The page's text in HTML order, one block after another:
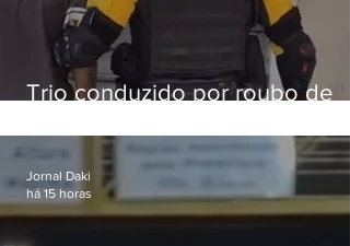
Trio conduzido por roubo de
passagens
Jornal Daki
há 15 horas